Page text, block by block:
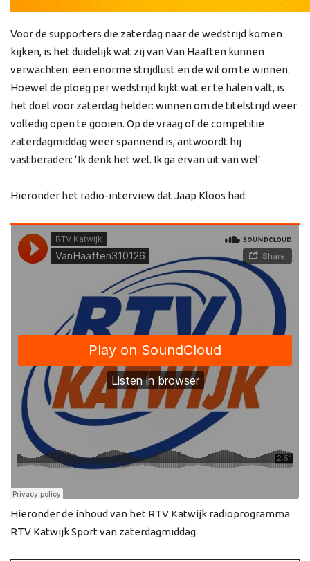
Voor de supporters die zaterdag naar de wedstrijd komen
kijken, is het duidelijk wat zij van Van Haaften kunnen
verwachten: een enorme strijdlust en de wil om te winnen.
Hoewel de ploeg per wedstrijd kijkt wat er te halen valt, is
het doel voor zaterdag helder: winnen om de titelstrijd weer
volledig open te gooien. Op de vraag of de competitie
zaterdagmiddag weer spannend is, antwoordt hij
vastberaden: ‘Ik denk het wel. Ik ga ervan uit van wel’
Hieronder het radio-interview dat Jaap Kloos had:
Hieronder de inhoud van het RTV Katwijk radioprogramma
RTV Katwijk Sport van zaterdagmiddag: